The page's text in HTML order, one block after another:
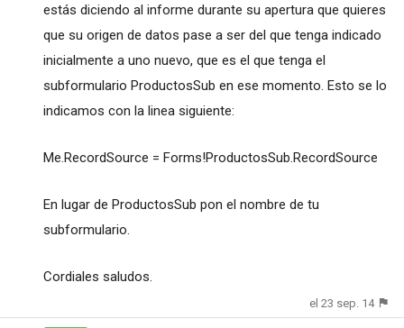
estás diciendo al informe durante su apertura que quieres
que su origen de datos pase a ser del que tenga indicado
inicialmente a uno nuevo, que es el que tenga el
subformulario ProductosSub en ese momento. Esto se lo
indicamos con la linea siguiente:
Me.RecordSource = Forms!ProductosSub.RecordSource
En lugar de ProductosSub pon el nombre de tu
subformulario.
Cordiales saludos.
el 23 sep. 14